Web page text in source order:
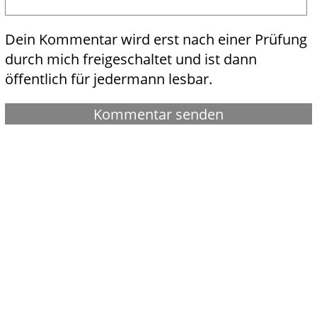
Dein Kommentar wird erst nach einer Prüfung
durch mich freigeschaltet und ist dann
öffentlich für jedermann lesbar.